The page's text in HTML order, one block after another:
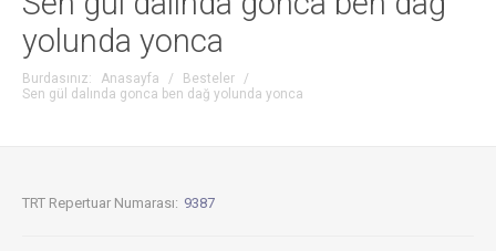
yolunda yonca
Burdasınız: Anasayfa / Besteler
/
Sen gül dalında gonca ben dağ yolunda yonca
TRT Repertuar Numarası: 9387